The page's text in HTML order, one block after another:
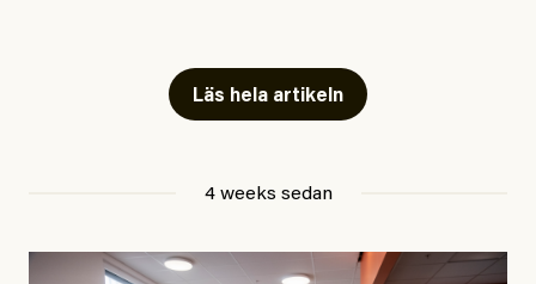
Har du också panik i hettan? Känns det som en
mardröm? Bra, allt annat vore fullständigt orimligt.
att han brukar vara ganska återhållsam när han
september 2023, när de globala temperaturerna för
Läs hela artikeln
4 weeks sedan